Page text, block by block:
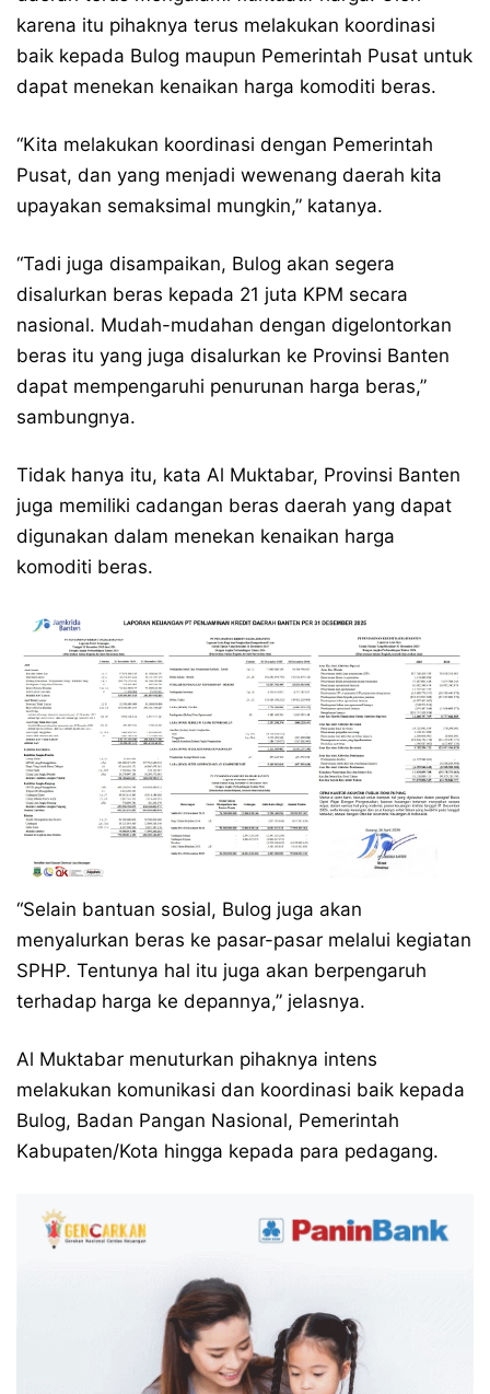
karena itu pihaknya terus melakukan koordinasi
baik kepada Bulog maupun Pemerintah Pusat untuk
dapat menekan kenaikan harga komoditi beras.
“Kita melakukan koordinasi dengan Pemerintah
Pusat, dan yang menjadi wewenang daerah kita
upayakan semaksimal mungkin,” katanya.
“Tadi juga disampaikan, Bulog akan segera
disalurkan beras kepada 21 juta KPM secara
nasional. Mudah-mudahan dengan digelontorkan
beras itu yang juga disalurkan ke Provinsi Banten
dapat mempengaruhi penurunan harga beras,”
sambungnya.
Tidak hanya itu, kata Al Muktabar, Provinsi Banten
juga memiliki cadangan beras daerah yang dapat
digunakan dalam menekan kenaikan harga
komoditi beras.
“Selain bantuan sosial, Bulog juga akan
menyalurkan beras ke pasar-pasar melalui kegiatan
SPHP. Tentunya hal itu juga akan berpengaruh
terhadap harga ke depannya,” jelasnya.
Al Muktabar menuturkan pihaknya intens
melakukan komunikasi dan koordinasi baik kepada
Bulog, Badan Pangan Nasional, Pemerintah
Kabupaten/Kota hingga kepada para pedagang.